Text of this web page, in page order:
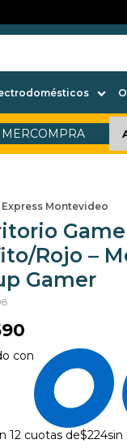
Montevideo
Rojo –
Gamer
con
12 cuotas de$224sin